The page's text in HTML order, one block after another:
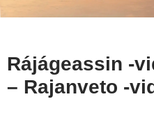
Rájágeassin -
– Rajanveto -